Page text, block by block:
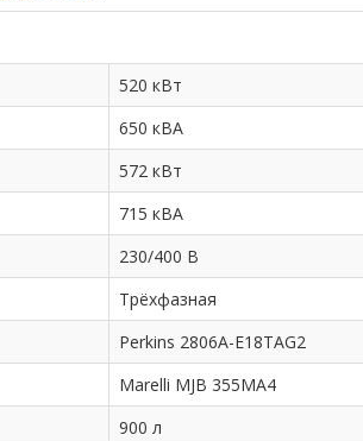
520 кВт
650 кВА
572 кВт
715 кВА
230/400 В
Трёхфазная
Perkins 2806A-E18TAG2
Marelli MJB 355MA4
900 л